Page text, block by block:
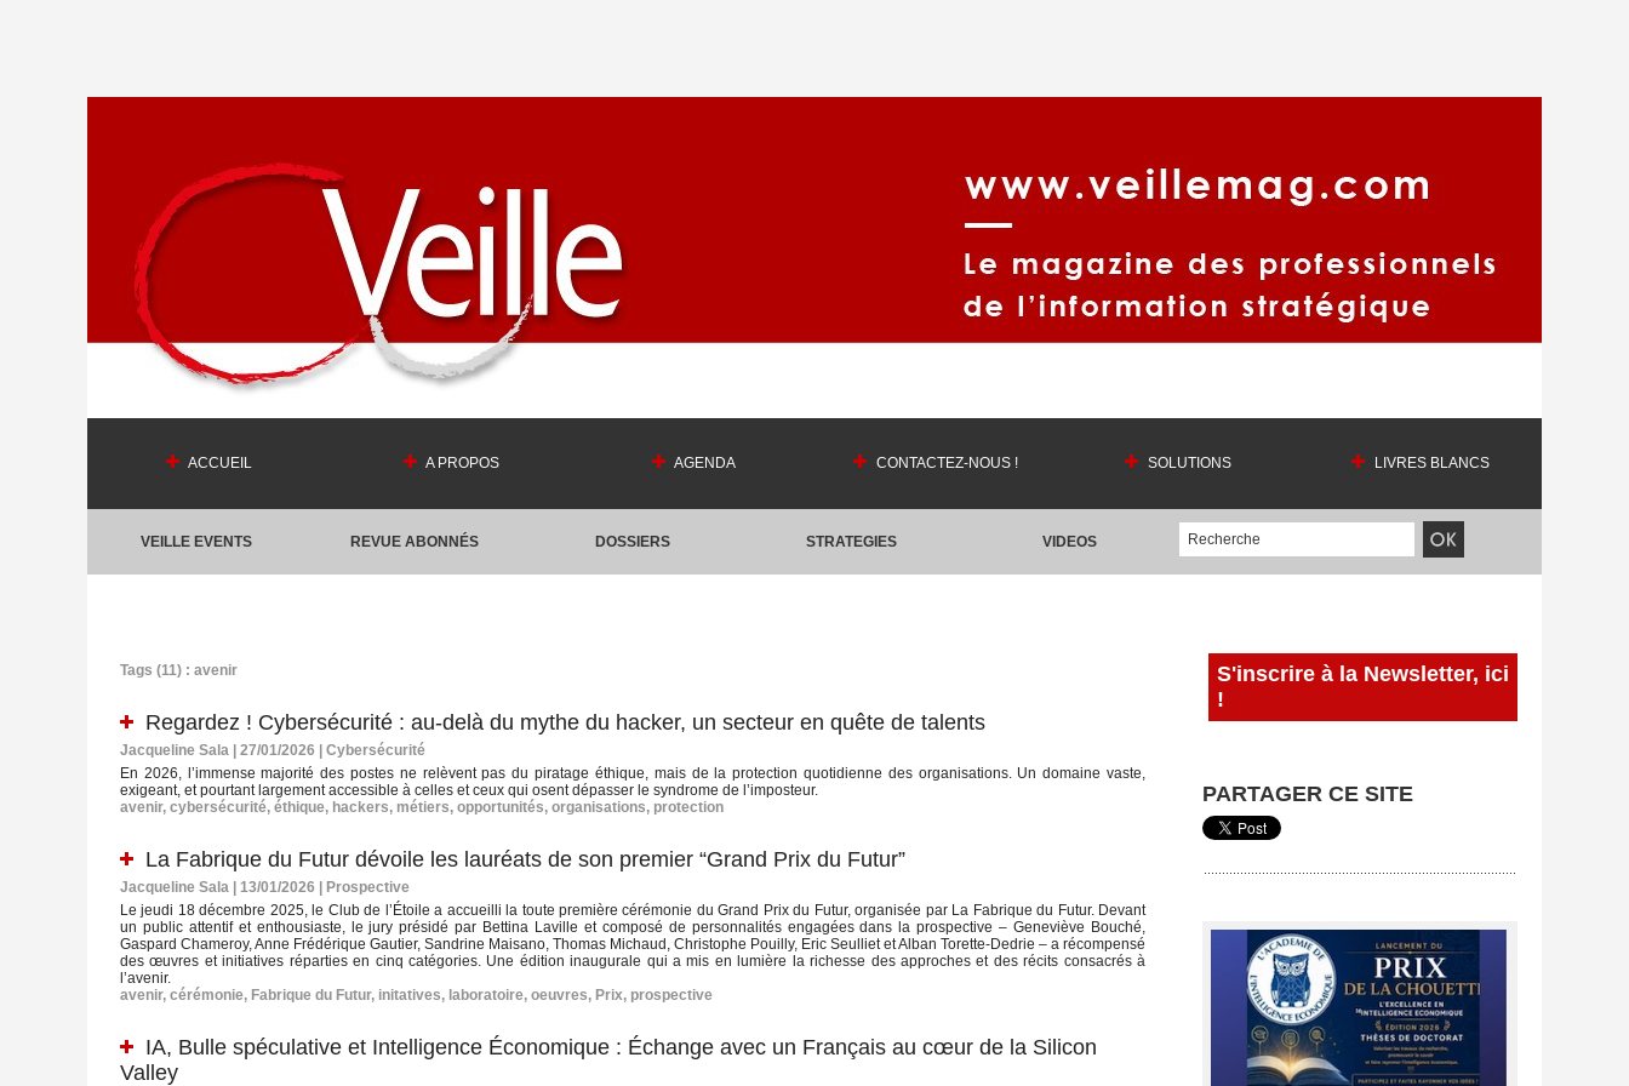
ACCUEIL A PROPOS AGENDA CONTACTEZ-NOUS ! SOLUTIONS LIVRES BLANCS
VEILLE EVENTS REVUE ABONNÉS DOSSIERS STRATEGIES VIDEOS
Tags (11) : avenir
Regardez ! Cybersécurité : au‑delà du mythe du hacker, un secteur en quête de talents
Jacqueline Sala | 27/01/2026
Cybersécurité
En 2026, l’immense majorité des postes ne relèvent pas du piratage éthique, mais de la protection quotidienne des organisations. Un domaine vaste,
exigeant, et pourtant largement accessible à celles et ceux qui osent dépasser le syndrome de l’imposteur.
avenir, cybersécurité, éthique, hackers, métiers, opportunités, organisations, protection
La Fabrique du Futur dévoile les lauréats de son premier “Grand Prix du Futur”
Jacqueline Sala | 13/01/2026
Prospective
Le jeudi 18 décembre 2025, le Club de l’Étoile a accueilli la toute première cérémonie du Grand Prix du Futur, organisée par La Fabrique du Futur. Devant
un public attentif et enthousiaste, le jury présidé par Bettina Laville et composé de personnalités engagées dans la prospective – Geneviève Bouché,
Gaspard Chameroy, Anne Frédérique Gautier, Sandrine Maisano, Thomas Michaud, Christophe Pouilly, Eric Seulliet et Alban Torette-Dedrie – a récompensé
des œuvres et initiatives réparties en cinq catégories. Une édition inaugurale qui a mis en lumière la richesse des approches et des récits consacrés à
l’avenir.
avenir, cérémonie, Fabrique du Futur, initatives, laboratoire, oeuvres, Prix, prospective
IA, Bulle spéculative et Intelligence Économique : Échange avec un Français au cœur de la Silicon
Valley
S'inscrire à la Newsletter, ici
!
PARTAGER CE SITE